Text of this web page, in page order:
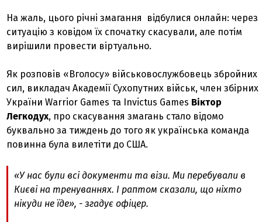
На жаль, цього річні змагання відбулися онлайн: через
ситуацію з ковідом їх спочатку скасували, але потім
вирішили провести віртуально.
Як розповів «Вголосу» військовослужбовець збройних
сил, викладач Академії Сухопутних військ, член збірних
України Warrior Games та Invictus Games Віктор
Легкодух, про скасування змагань стало відомо
буквально за тиждень до того як українська команда
повинна була вилетіти до США.
«У нас були всі документи та візи. Ми перебували в
Києві на тренуваннях. І раптом сказали, що ніхто
нікуди не їде», - згадує офіцер.